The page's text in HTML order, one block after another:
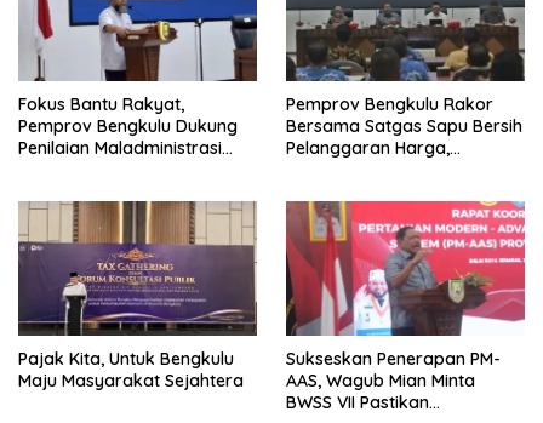
Fokus Bantu Rakyat,
Pemprov Bengkulu Dukung
Penilaian Maladministrasi
Pemprov Bengkulu Rakor
Bersama Satgas Sapu Bersih
Pelanggaran Harga,
Masih Jadi Sorotan
Pajak Kita, Untuk Bengkulu
Maju Masyarakat Sejahtera
Sukseskan Penerapan PM-
AAS, Wagub Mian Minta
BWSS VII Pastikan